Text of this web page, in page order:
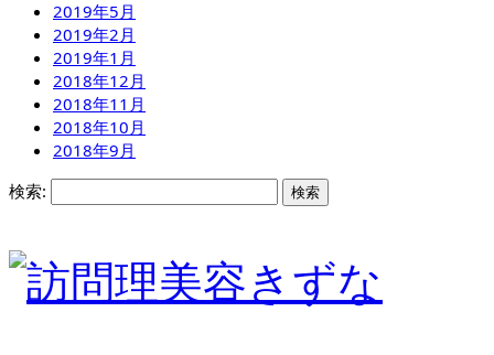
2019年5月
2019年2月
2019年1月
2018年12月
2018年11月
2018年10月
2018年9月
検索: